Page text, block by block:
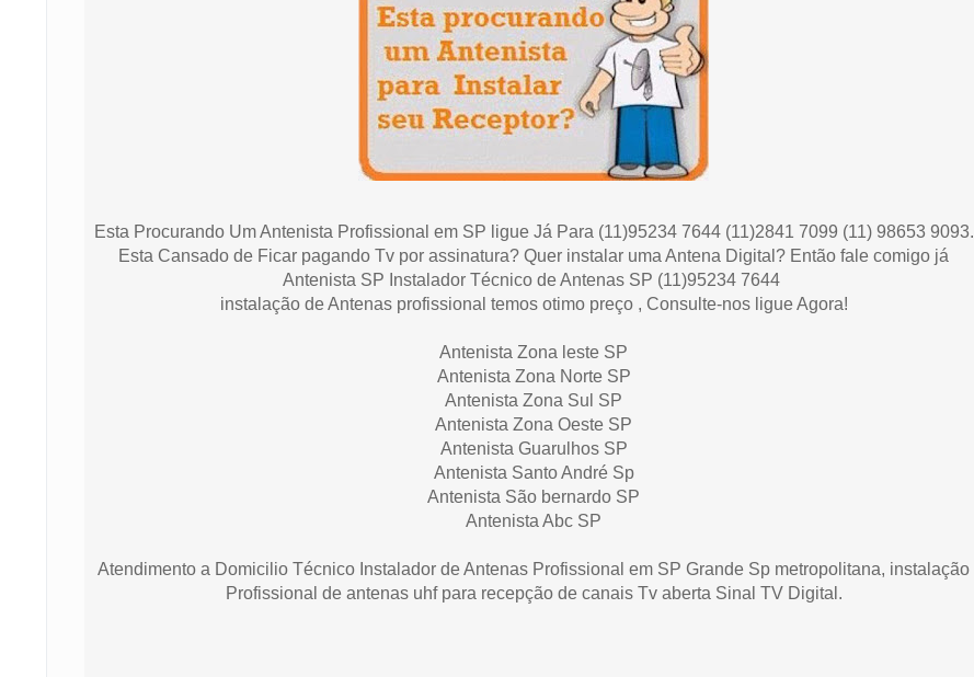
Esta Procurando Um Antenista Profissional em SP ligue Já Para (11)95234 7644 (11)2841 7099 (11) 98653 9093.
Esta Cansado de Ficar pagando Tv por assinatura? Quer instalar uma Antena Digital? Então fale comigo já
Antenista SP Instalador Técnico de Antenas SP (11)95234 7644
instalação de Antenas profissional temos otimo preço , Consulte-nos ligue Agora!
Antenista Zona leste SP
Antenista Zona Norte SP
Antenista Zona Sul SP
Antenista Zona Oeste SP
Antenista Guarulhos SP
Antenista Santo André Sp
Antenista São bernardo SP
Antenista Abc SP
Atendimento a Domicilio Técnico Instalador de Antenas Profissional em SP Grande Sp metropolitana, instalação
Profissional de antenas uhf para recepção de canais Tv aberta Sinal TV Digital.